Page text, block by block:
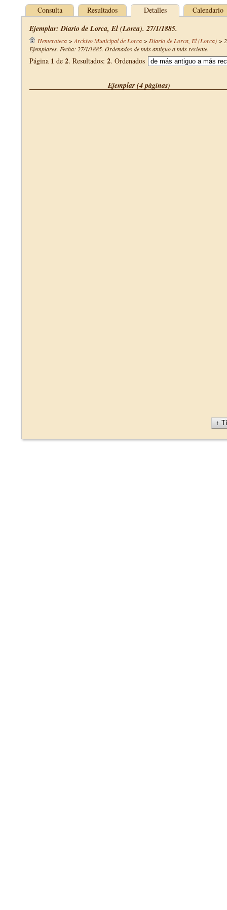
Consulta Resultados Detalles Calendario
Ejemplar: Diario de Lorca, El (Lorca). 27/1/1885.
Hemeroteca> Archivo Municipal de Lorca> Diario de Lorca, El (Lorca)>
Ejemplares. Fecha: 27/1/1885. Ordenados de más antiguo a más reciente.
Página 1 de 2. Resultados: 2. Ordenados
Ejemplar (4 páginas)